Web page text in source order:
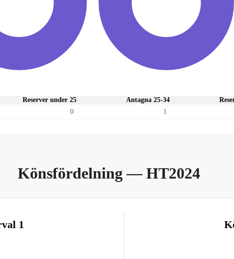
Reserver under 25 Antagna 25-34
0 1
Könsfördelning— HT2024
1